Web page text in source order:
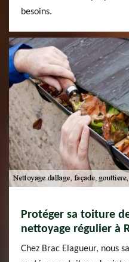
besoins.
Protéger sa toiture
nettoyage régulier à
Chez Brac Elagueur, nous